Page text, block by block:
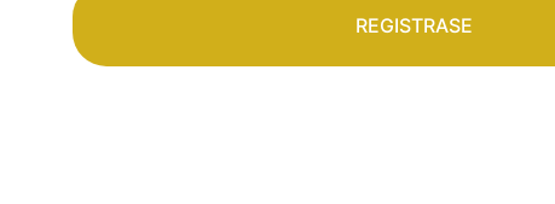
REGISTRASE